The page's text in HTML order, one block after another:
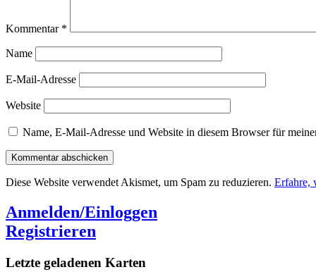
Kommentar *
Name
E-Mail-Adresse
Website
Name, E-Mail-Adresse und Website in diesem Browser für
Diese Website verwendet Akismet, um Spam zu reduzieren. Erfahre,
Anmelden/Einloggen
Registrieren
Letzte geladenen Karten